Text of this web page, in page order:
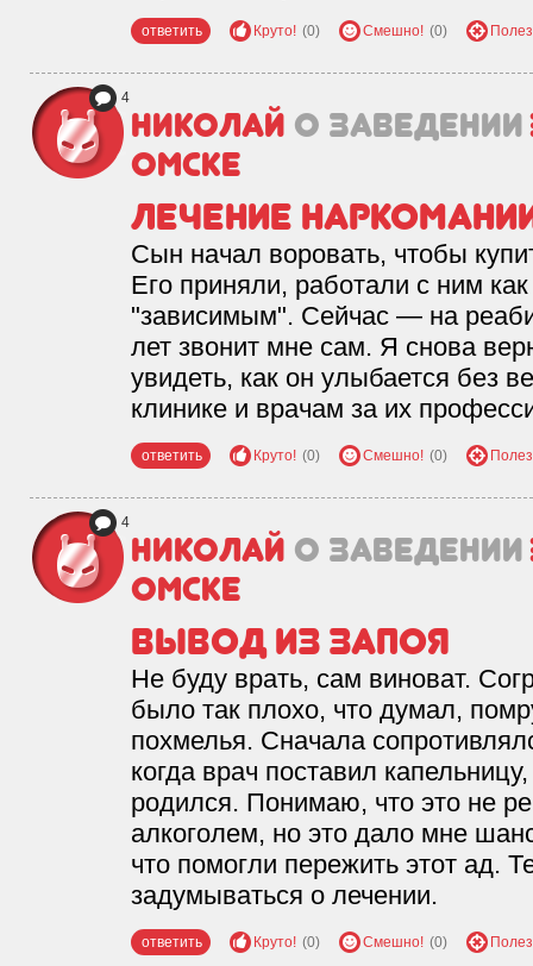
ответить Круто! (0) Смешно! (0)
4
Николай о заведении
Омске
Лечение
Сын начал воровать, чтобы
Его приняли, работали с ним
"зависимым". Сейчас — на
лет звонит мне сам. Я снова
увидеть, как он улыбается без
клинике и врачам за их
ответить Круто! (0) Смешно! (0)
4
Николай о заведении
Омске
Вывод из запоя
Не буду врать, сам виноват.
было так плохо, что думал,
похмелья. Сначала
когда врач поставил
родился. Понимаю, что это не
алкоголем, но это дало мне
что помогли пережить этот ад.
задумываться о лечении.
ответить Круто! (0) Смешно! (0)